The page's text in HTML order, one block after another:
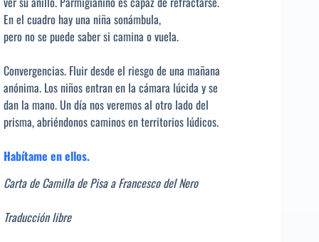
En el cuadro hay una niña sonámbula,
pero no se puede saber si camina o vuela.
Convergencias. Fluir desde el riesgo de una mañana
anónima. Los niños entran en la cámara lúcida y se
dan la mano. Un día nos veremos al otro lado del
prisma, abriéndonos caminos en territorios lúdicos.
Habítame en ellos.
Carta de Camilla de Pisa a Francesco del Nero
Traducción libre